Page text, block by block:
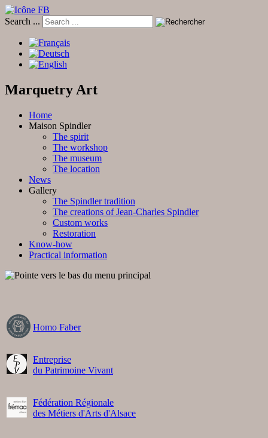
Search ...
Marquetry Art
Home
Maison Spindler
The spirit
The workshop
The museum
The location
News
Gallery
The Spindler tradition
The creations of Jean-Charles Spindler
Custom works
Restoration
Know-how
Practical information
Homo Faber
Entreprise
du Patrimoine Vivant
Fédération Régionale
des Métiers d'Arts d'Alsace